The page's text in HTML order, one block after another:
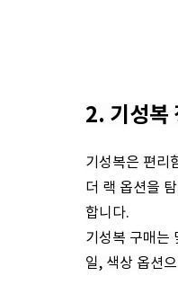
2. 기성복
기성복은 편리
더 랙 옵션을
합니다.
기성복 구매는
일, 색상 옵션